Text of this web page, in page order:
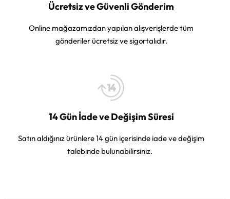
Ücretsiz ve Güvenli Gönderim
Online mağazamızdan yapılan alışverişlerde tüm
gönderiler ücretsiz ve sigortalıdır.
14 Gün İade ve Değişim Süresi
Satın aldığınız ürünlere 14 gün içerisinde iade ve değişim
talebinde bulunabilirsiniz.